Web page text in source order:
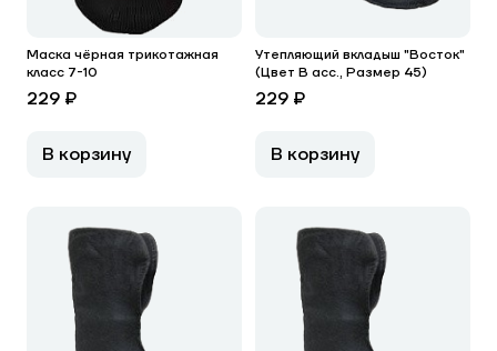
Маска чёрная трикотажная
класс 7-10
229 ₽
В корзину
Утепляющий вкладыш "Восток"
(Цвет В асс., Размер 45)
229 ₽
В корзину